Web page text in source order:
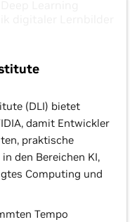
(DLI) bietet
damit Entwickler
praktische
den Bereichen KI,
Computing und
Tempo